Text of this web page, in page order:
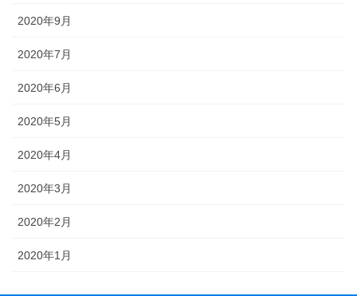
2020年9月
2020年7月
2020年6月
2020年5月
2020年4月
2020年3月
2020年2月
2020年1月